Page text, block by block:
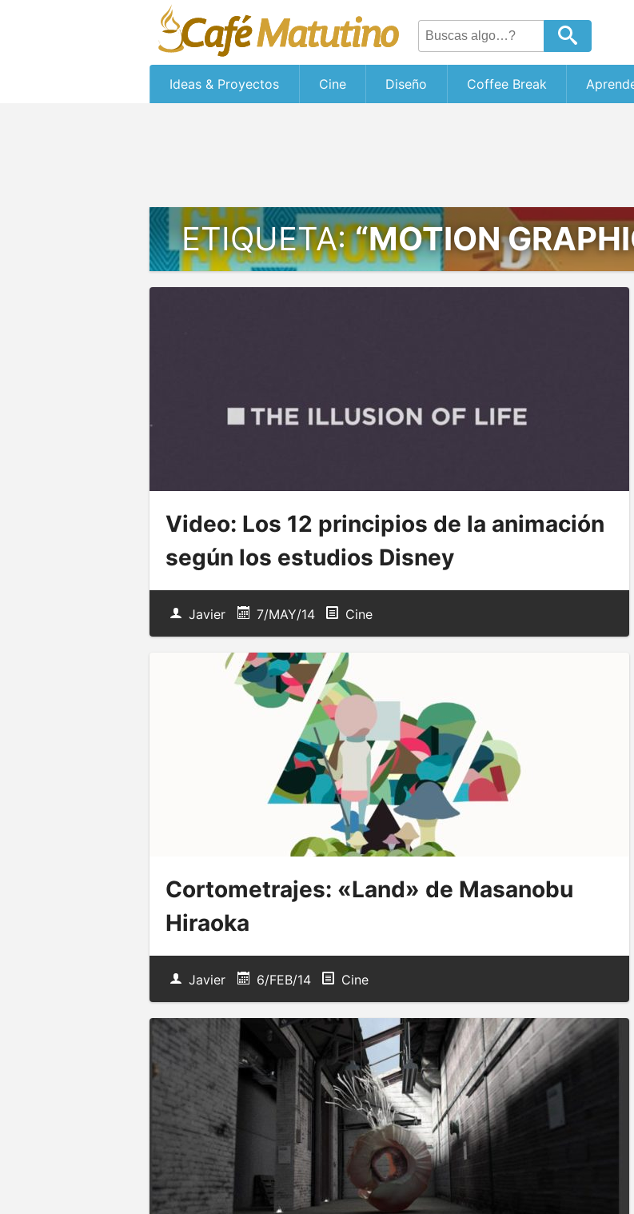
Ideas & Proyectos Cine Diseño Coffee Break
ETIQUETA:“MOTION
Video: Los 12 principios de la animación
según los estudios Disney
Javier 7/MAY/14 Cine
Cortometrajes: «Land» de Masanobu
Hiraoka
Javier 6/FEB/14 Cine